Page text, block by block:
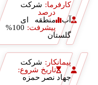
کارفرما: شرکت
آب منطقه ای
گلستان
درصد
پیشرفت: 100%
پیمانکار: شرکت
جهاد نصر حمزه
تاریخ شروع: